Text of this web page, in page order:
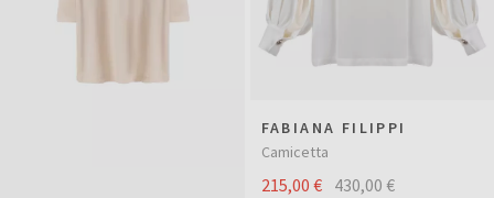
FABIANA FILIPPI
Camicetta
215,00 € 430,00 €